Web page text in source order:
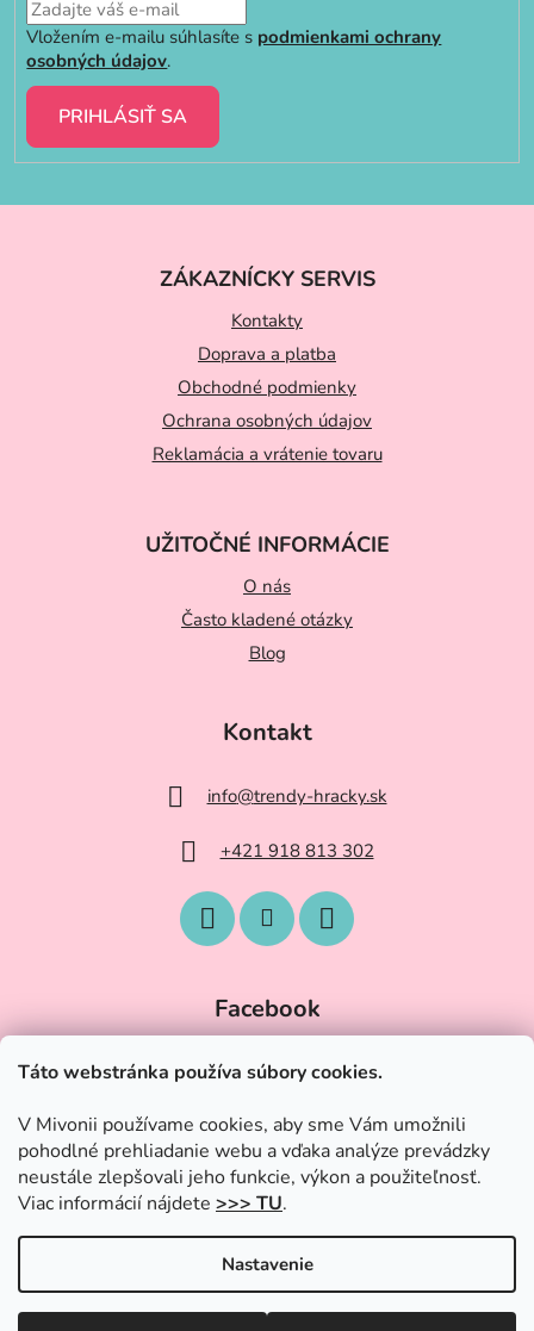
Táto webstránka používa súbory cookies.
V Mivonii používame cookies, aby sme Vám umožnili
pohodlné prehliadanie webu a vďaka analýze prevádzky
neustále zlepšovali jeho funkcie, výkon a použiteľnosť.
Viac informácií nájdete >>> TU.
Nastavenie
Vložením e-mailu súhlasíte s podmienkami ochrany
osobných údajov.
PRIHLÁSIŤ SA
ZÁKAZNÍCKY SERVIS
Kontakty
Doprava a platba
Obchodné podmienky
Ochrana osobných údajov
Reklamácia a vrátenie tovaru
UŽITOČNÉ INFORMÁCIE
O nás
Často kladené otázky
Blog
Kontakt
info@trendy-hracky.sk
+421 918 813 302
Facebook